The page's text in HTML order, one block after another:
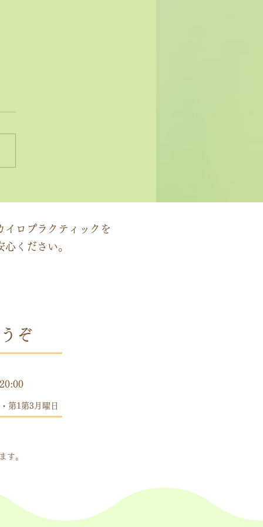
る」カイロプラクティ
イロプラクティックを
ください。
ぞ
第1第3月曜日
す。